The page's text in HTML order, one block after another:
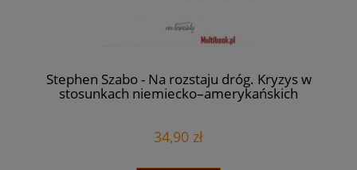
Stephen Szabo - Na rozstaju dróg. Kryzys w
stosunkach niemiecko–amerykańskich
34,90 zł